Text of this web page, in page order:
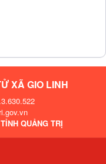
XÃ GIO LINH
QUẢNG TRỊ